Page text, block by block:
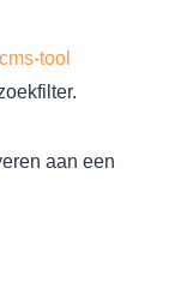
cms-tool
aan een